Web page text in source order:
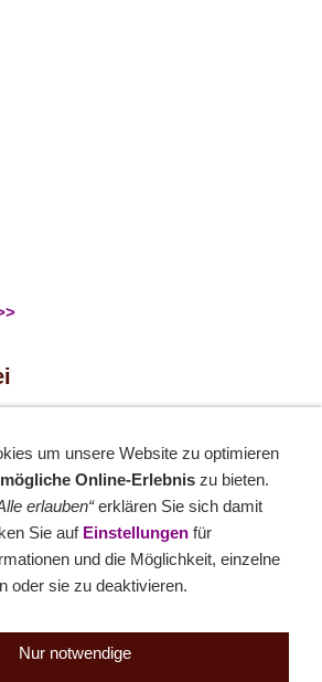
um unsere Website zu optimieren
Online-Erlebnis zu bieten.
erlauben“erklären Sie sich damit
Sie auf Einstellungen für
und die Möglichkeit, einzelne
oder sie zu deaktivieren.
Nur notwendige